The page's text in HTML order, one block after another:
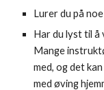
Lurer du på
Har du lyst til å
Mange
med, og det
med øving